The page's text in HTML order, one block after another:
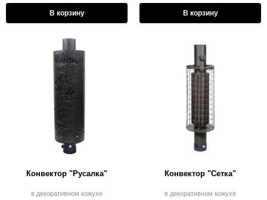
В корзину В корзину
Конвектор "Русалка"
в декоративном кожухе
Конвектор "Сетка"
в декоративном кожухе